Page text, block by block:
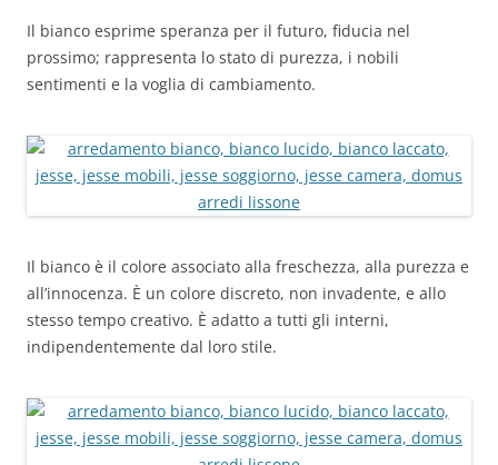
Il bianco esprime speranza per il futuro, fiducia nel
prossimo; rappresenta lo stato di purezza, i nobili
sentimenti e la voglia di cambiamento.
Il bianco è il colore associato alla freschezza, alla purezza e
all’innocenza. È un colore discreto, non invadente, e allo
stesso tempo creativo. È adatto a tutti gli interni,
indipendentemente dal loro stile.